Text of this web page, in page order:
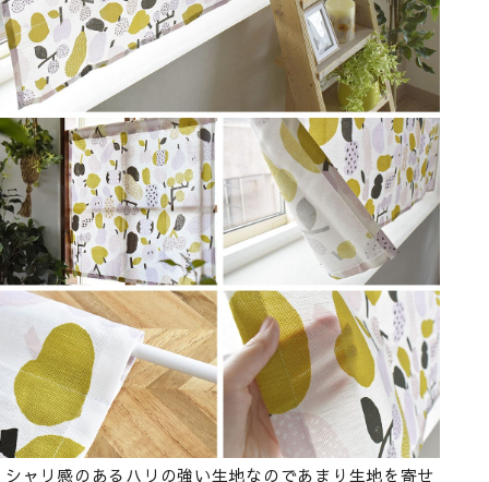
シャリ感のあるハリの強い生地なのであまり生地を寄せ